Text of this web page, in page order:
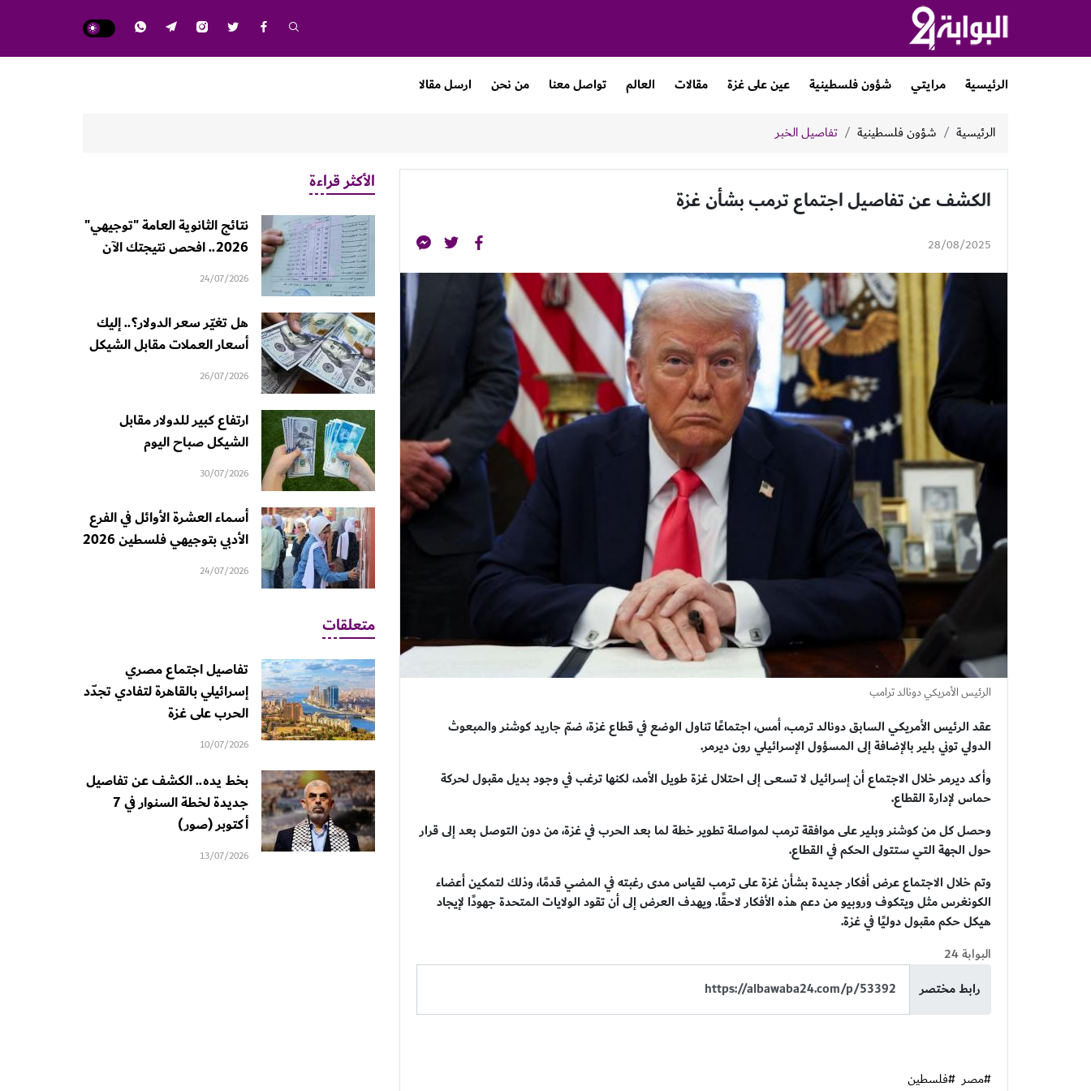
الرئيسية مرايتي شؤون فلسطينية عين على غزة مقالات العالم تواصل معنا من نحن ارسل مقالا
الرئيسية شؤون فلسطينية تفاصيل الخبر
الكشف عن تفاصيل اجتماع ترمب بشأن غزة
28/08/2025
الرئيس الأمريكي دونالد ترامب
عقد الرئيس الأمريكي السابق دونالد ترمب، أمس، اجتماعًا تناول الوضع في قطاع غزة، ضمّ جاريد كوشنر والمبعوث
الدولي توني بلير بالإضافة إلى المسؤول الإسرائيلي رون ديرمر.
وأكد ديرمر خلال الاجتماع أن إسرائيل لا تسعى إلى احتلال غزة طويل الأمد، لكنها ترغب في وجود بديل مقبول لحركة
حماس لإدارة القطاع.
وحصل كل من كوشنر وبلير على موافقة ترمب لمواصلة تطوير خطة لما بعد الحرب في غزة، من دون التوصل بعد إلى قرار
حول الجهة التي ستتولى الحكم في القطاع.
وتم خلال الاجتماع عرض أفكار جديدة بشأن غزة على ترمب لقياس مدى رغبته في المضي قدمًا، وذلك لتمكين أعضاء
الكونغرس مثل ويتكوف وروبيو من دعم هذه الأفكار لاحقًا. ويهدف العرض إلى أن تقود الولايات المتحدة جهودًا لإيجاد
هيكل حكم مقبول دوليًا في غزة.
البوابة 24
رابط مختصر
#مصر #فلسطين
الأكثر قراءة
نتائج الثانوية العامة "توجيهي"
2026.. افحص نتيجتك الآن
24/07/2026
هل تغيّر سعر الدولار؟.. إليك
أسعار العملات مقابل الشيكل
26/07/2026
ارتفاع كبير للدولار مقابل
الشيكل صباح اليوم
30/07/2026
أسماء العشرة الأوائل في الفرع
الأدبي بتوجيهي فلسطين 2026
24/07/2026
متعلقات
تفاصيل اجتماع مصري
إسرائيلي بالقاهرة لتفادي تجدّد
الحرب على غزة
10/07/2026
بخط يده.. الكشف عن تفاصيل
جديدة لخطة السنوار في 7
أكتوبر (صور)
13/07/2026